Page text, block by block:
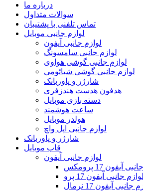
درباره ما
سوالات متداول
تماس تلفنی با پشتیبان
لوازم جانبی موبایل
لوازم جانبی آیفون
لوازم جانبی سامسونگ
لوازم جانبی گوشی هواوی
لوازم جانبی گوشی شیائومی
شارژر و پاوربانک
هدفون هدست هندزفری
دسته بازی موبایل
ساعت هوشمند
هولدر موبایل
لوازم جانبی اپل واچ
شارژر و پاوربانک
قاب موبایل
لوازم جانبی آیفون
آیفون 17 پرومکس
لوازم جانبی آیفون 17 پرو
جانبی آیفون 17 نرمال